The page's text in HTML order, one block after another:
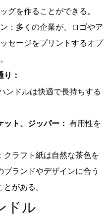
グを作ることができる。
：多くの企業が、ロゴやア
セージをプリントするオプ
：
ンドルは快適で長持ちする
ト、ジッパー： 有用性を
クラフト紙は自然な茶色を
ブランドやデザインに合う
がある。
ドル